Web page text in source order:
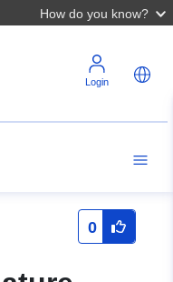
How do you know?
Login
0